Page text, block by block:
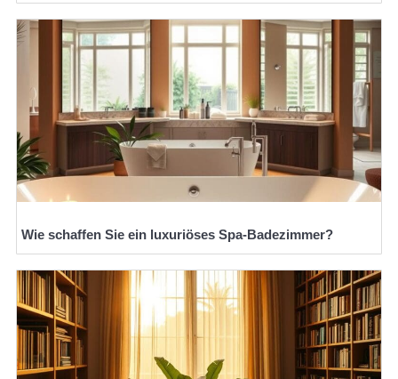
Wie schaffen Sie ein luxuriöses Spa-Badezimmer?